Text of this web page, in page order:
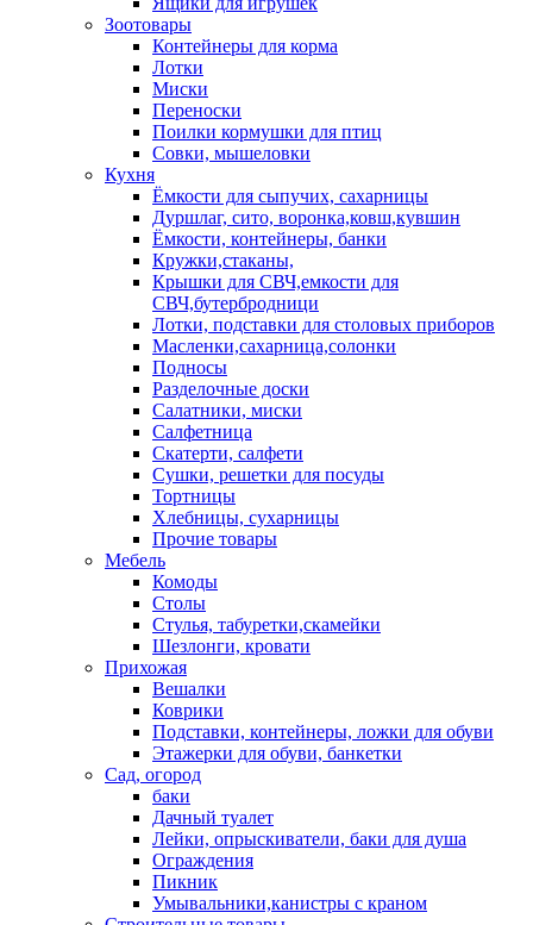
Зоотовары
Контейнеры для корма
Лотки
Миски
Переноски
Поилки кормушки для птиц
Совки, мышеловки
Кухня
Ёмкости для сыпучих, сахарницы
Дуршлаг, сито, воронка,ковш,кувшин
Ёмкости, контейнеры, банки
Кружки,стаканы,
Крышки для СВЧ,емкости для
СВЧ,бутербродници
Лотки, подставки для столовых приборов
Масленки,сахарница,солонки
Подносы
Разделочные доски
Салатники, миски
Салфетница
Скатерти, салфети
Сушки, решетки для посуды
Тортницы
Хлебницы, сухарницы
Прочие товары
Мебель
Комоды
Столы
Стулья, табуретки,скамейки
Шезлонги, кровати
Прихожая
Вешалки
Коврики
Подставки, контейнеры, ложки для обуви
Этажерки для обуви, банкетки
Сад, огород
баки
Дачный туалет
Лейки, опрыскиватели, баки для душа
Ограждения
Пикник
Умывальники,канистры с краном